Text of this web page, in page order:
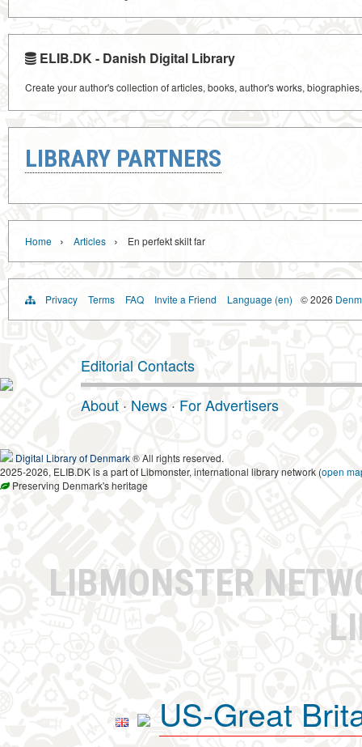
ELIB.DK - Danish Digital Library
Create your author's collection of articles, books, author's works,
LIBRARY PARTNERS
Home › Articles › En perfekt skilt far
Privacy Terms FAQ Invite a Friend Language (en) © 2026
Editorial Contacts
About · News · For Advertisers
Digital Library of Denmark® All rights reserved.
2025-2026, ELIB.DK is a part of Libmonster, international library network (open
Preserving Denmark's heritage
LIBMONSTER
US-Great